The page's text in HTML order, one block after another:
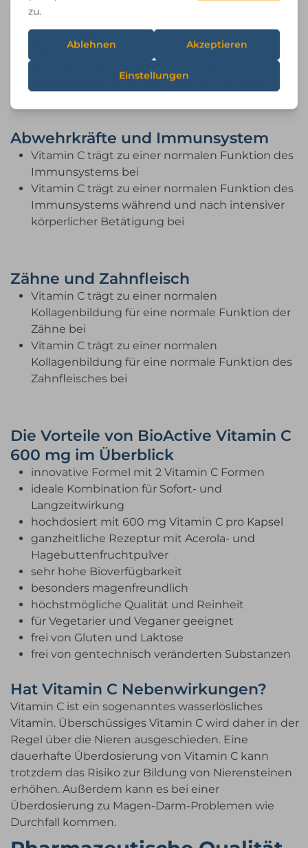
Vitamin C trägt zu einer normalen
Kollagenbildung für eine normale Funktion der
Haut bei
Vitamin C trägt zu einer normalen
Kollagenbildung für Knochen und Knorpel bei
Abwehrkräfte und Immunsystem
Vitamin C trägt zu einer normalen Funktion des
Immunsystems bei
Vitamin C trägt zu einer normalen Funktion des
Immunsystems während und nach intensiver
körperlicher Betätigung bei
Zähne und Zahnfleisch
Vitamin C trägt zu einer normalen
Kollagenbildung für eine normale Funktion der
Zähne bei
Vitamin C trägt zu einer normalen
Kollagenbildung für eine normale Funktion des
Zahnfleisches bei
Die Vorteile von BioActive Vitamin C
600 mg im Überblick
innovative Formel mit 2 Vitamin C Formen
ideale Kombination für Sofort- und
Langzeitwirkung
hochdosiert mit 600 mg Vitamin C pro Kapsel
ganzheitliche Rezeptur mit Acerola- und
Hagebuttenfruchtpulver
sehr hohe Bioverfügbarkeit
besonders magenfreundlich
höchstmögliche Qualität und Reinheit
für Vegetarier und Veganer geeignet
frei von Gluten und Laktose
frei von gentechnisch veränderten Substanzen
Hat Vitamin C Nebenwirkungen?
Vitamin C ist ein sogenanntes wasserlösliches
Vitamin. Überschüssiges Vitamin C wird daher in der
Regel über die Nieren ausgeschieden. Eine
dauerhafte Überdosierung von Vitamin C kann
trotzdem das Risiko zur Bildung von Nierensteinen
erhöhen. Außerdem kann es bei einer
Überdosierung zu Magen-Darm-Problemen wie
Durchfall kommen.